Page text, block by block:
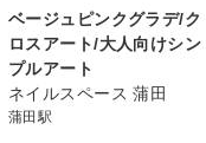
ベージュピンクグラデ/ク
ロスアート/大人向けシン
プルアート
ネイルスペース 蒲田
蒲田駅